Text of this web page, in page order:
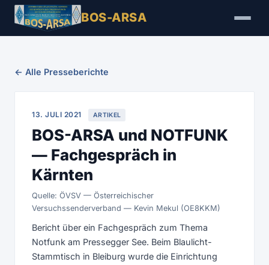
BOS-ARSA
← Alle Presseberichte
13. JULI 2021 ARTIKEL
BOS-ARSA und NOTFUNK
— Fachgespräch in
Kärnten
Quelle: ÖVSV — Österreichischer
Versuchssenderverband — Kevin Mekul (OE8KKM)
Bericht über ein Fachgespräch zum Thema
Notfunk am Pressegger See. Beim Blaulicht-
Stammtisch in Bleiburg wurde die Einrichtung